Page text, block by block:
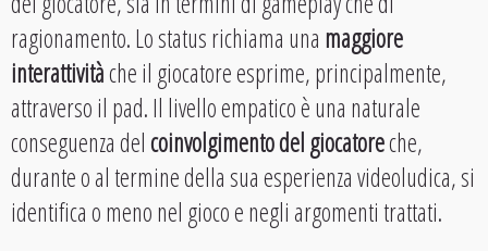
ragionamento. Lo status richiama una maggiore
interattivitàche il giocatore esprime, principalmente,
attraverso il pad. Il livello empatico è una naturale
conseguenza delcoinvolgimento del giocatoreche,
durante o al termine della sua esperienza videoludica, si
identifica o meno nel gioco e negli argomenti trattati.